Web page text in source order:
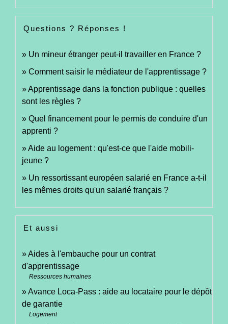
Questions ? Réponses !
Un mineur étranger peut-il travailler en France ?
Comment saisir le médiateur de l'apprentissage ?
Apprentissage dans la fonction publique : quelles
sont les règles ?
Quel financement pour le permis de conduire d'un
apprenti ?
Aide au logement : qu'est-ce que l'aide mobili-
jeune ?
Un ressortissant européen salarié en France a-t-il
les mêmes droits qu'un salarié français ?
Et aussi
Aides à l'embauche pour un contrat
d'apprentissage
Ressources humaines
Avance Loca-Pass : aide au locataire pour le dépôt
de garantie
Logement